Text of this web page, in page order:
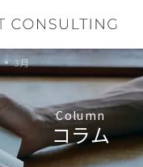
3月
Column
コラム